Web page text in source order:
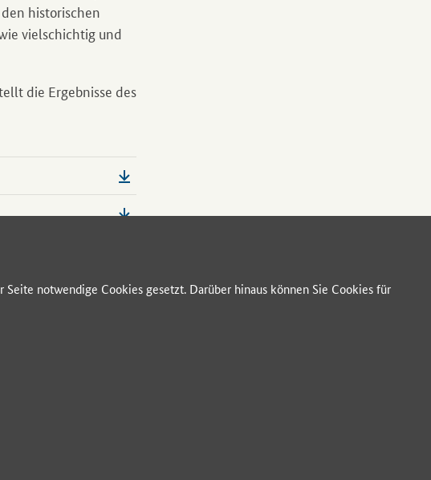
historischen
vielschichtig und
die Ergebnisse des
notwendige Cookies gesetzt. Darüber hinaus können Sie Cookies für